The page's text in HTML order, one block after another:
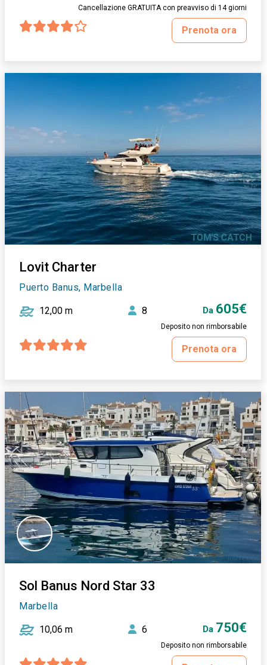
Cancellazione GRATUITA con preavviso di 14 giorni
Prenota ora
Lovit Charter
Puerto Banus, Marbella
12,00 m 8 Da 605€
Deposito non rimborsabile
Prenota ora
Sol Banus Nord Star 33
Marbella
10,06 m 6 Da 750€
Deposito non rimborsabile